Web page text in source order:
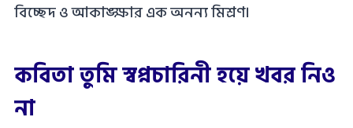
বিচ্ছেদ ও আকাঙ্ক্ষার এক অনন্য মিশ্রণ।
কবিতা তুমি স্বপ্নচারিনী হয়ে খবর নিও
না